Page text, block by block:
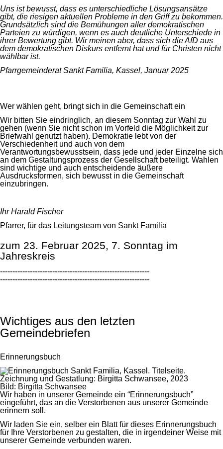
Uns ist bewusst, dass es unterschiedliche Lösungsansätze
gibt, die riesigen aktuellen Probleme in den Griff zu bekommen.
Grundsätzlich sind die Bemühungen aller demokratischen
Parteien zu würdigen, wenn es auch deutliche Unterschiede in
ihrer Bewertung gibt. Wir meinen aber, dass sich die AfD aus
dem demokratischen Diskurs entfernt hat und für Christen nicht
wählbar ist.
Pfarrgemeinderat Sankt Familia, Kassel, Januar 2025
Wer wählen geht, bringt sich in die Gemeinschaft ein
Wir bitten Sie eindringlich, an diesem Sonntag zur Wahl zu
gehen (wenn Sie nicht schon im Vorfeld die Möglichkeit zur
Briefwahl genutzt haben). Demokratie lebt von der
Verschiedenheit und auch von dem
Verantwortungsbewusstsein, dass jede und jeder Einzelne sich
an dem Gestaltungsprozess der Gesellschaft beteiligt. Wahlen
sind wichtige und auch entscheidende äußere
Ausdrucksformen, sich bewusst in die Gemeinschaft
einzubringen.
Ihr Harald Fischer
Pfarrer, für das Leitungsteam von Sankt Familia
zum 23. Februar 2025, 7. Sonntag im
Jahreskreis
------------------------------------------------------------
------------------------------------------------------------
Wichtiges aus den letzten
Gemeindebriefen
Erinnerungsbuch
Bild: Birgitta Schwansee
Wir haben in unserer Gemeinde ein “Erinnerungsbuch”
eingeführt, das an die Verstorbenen aus unserer Gemeinde
erinnern soll.
Wir laden Sie ein, selber ein Blatt für dieses Erinnerungsbuch
für Ihre Verstorbenen zu gestalten, die in irgendeiner Weise mit
unserer Gemeinde verbunden waren.